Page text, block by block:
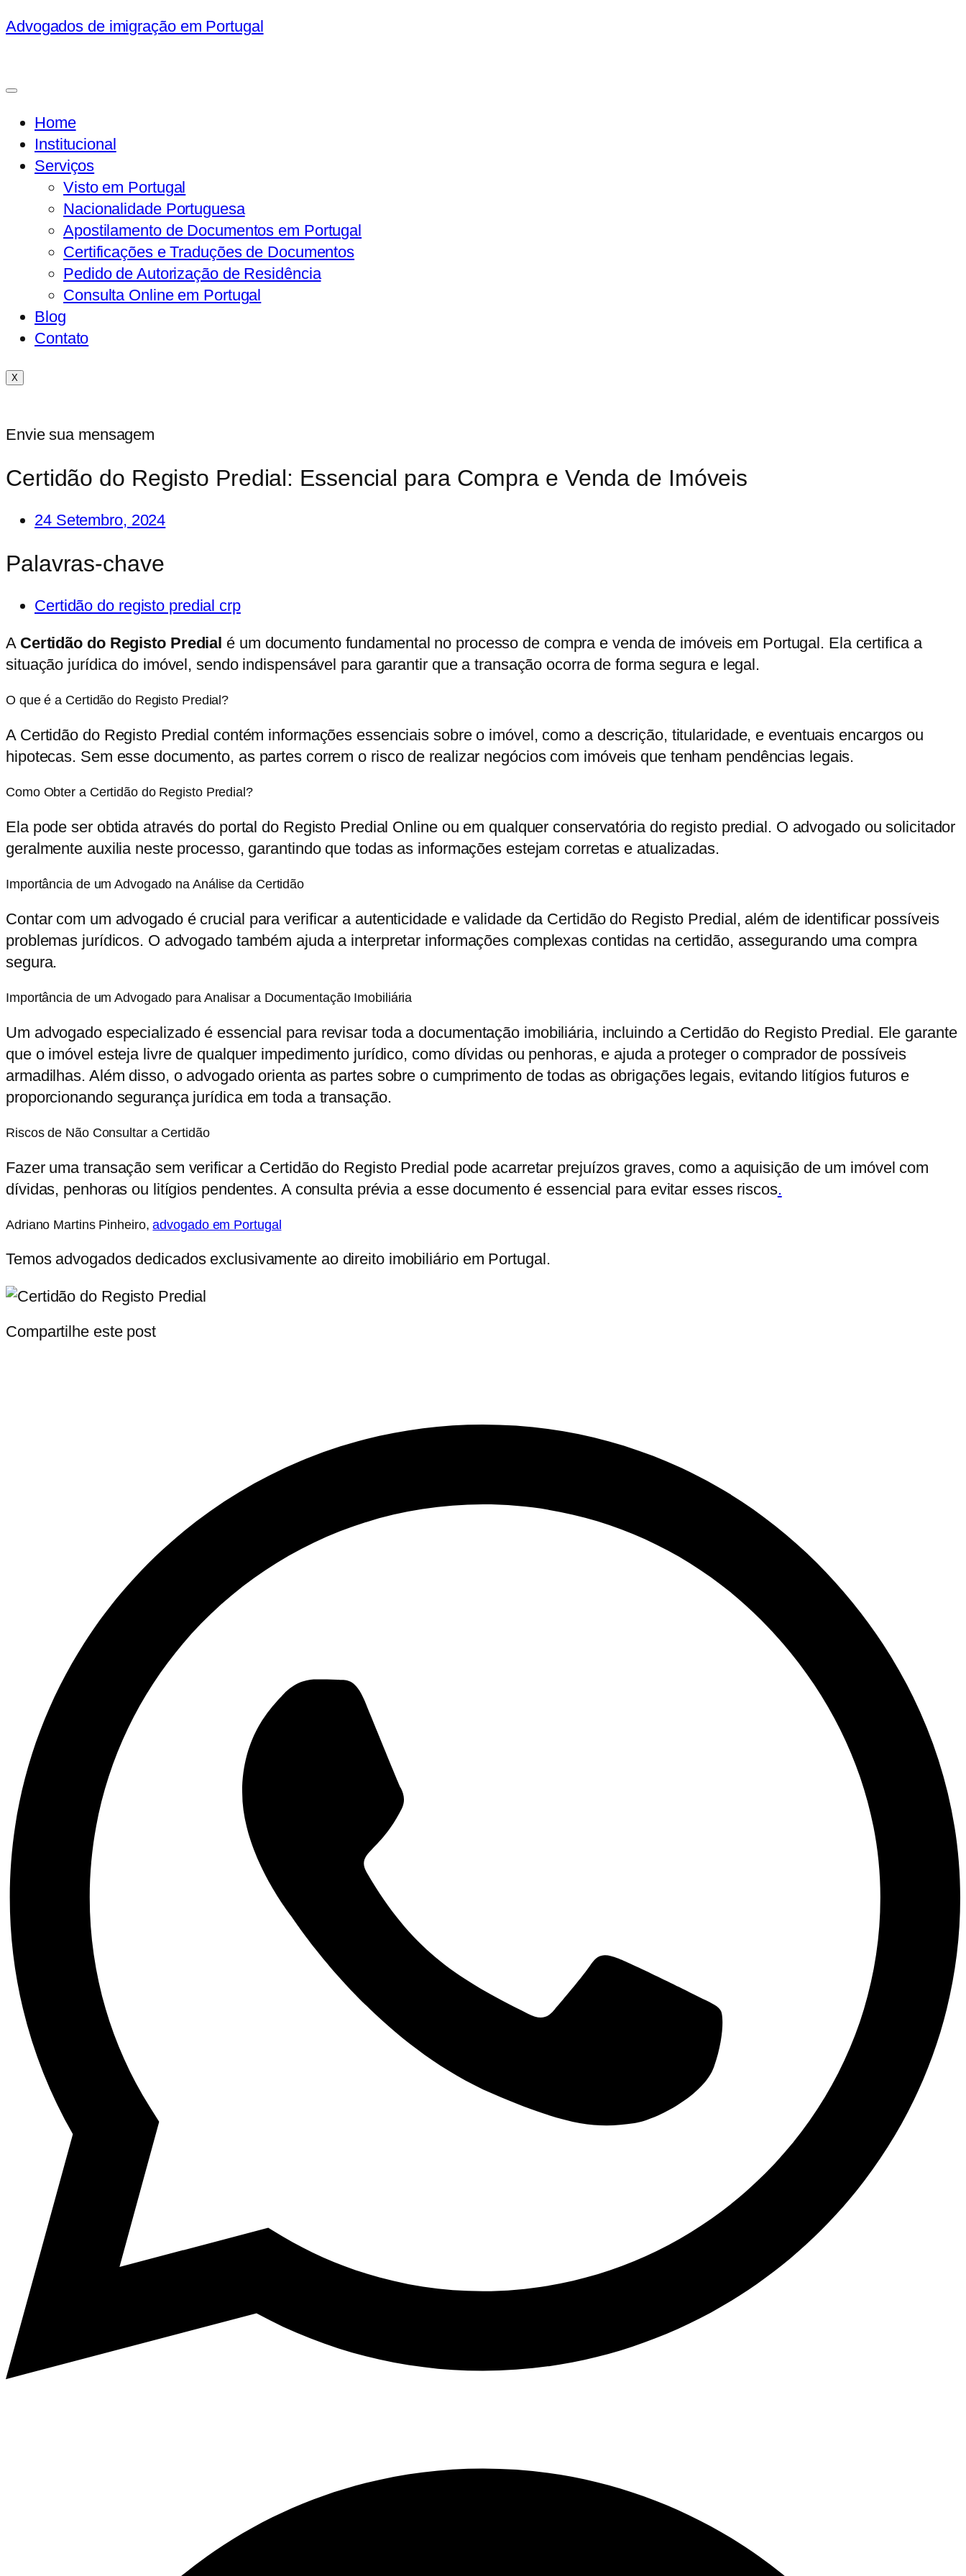
Advogados de imigração em Portugal
Home
Institucional
Serviços
Visto em Portugal
Nacionalidade Portuguesa
Apostilamento de Documentos em Portugal
Certificações e Traduções de Documentos
Pedido de Autorização de Residência
Consulta Online em Portugal
Blog
Contato
X
Envie sua mensagem
Certidão do Registo Predial: Essencial para Compra e Venda de Imóveis
24 Setembro, 2024
Palavras-chave
Certidão do registo predial crp
A Certidão do Registo Predial é um documento fundamental no processo de compra e venda de imóveis em Portugal. Ela certifica a
situação jurídica do imóvel, sendo indispensável para garantir que a transação ocorra de forma segura e legal.
O que é a Certidão do Registo Predial?
A Certidão do Registo Predial contém informações essenciais sobre o imóvel, como a descrição, titularidade, e eventuais encargos ou
hipotecas. Sem esse documento, as partes correm o risco de realizar negócios com imóveis que tenham pendências legais.
Como Obter a Certidão do Registo Predial?
Ela pode ser obtida através do portal do Registo Predial Online ou em qualquer conservatória do registo predial. O advogado ou solicitador
geralmente auxilia neste processo, garantindo que todas as informações estejam corretas e atualizadas.
Importância de um Advogado na Análise da Certidão
Contar com um advogado é crucial para verificar a autenticidade e validade da Certidão do Registo Predial, além de identificar possíveis
problemas jurídicos. O advogado também ajuda a interpretar informações complexas contidas na certidão, assegurando uma compra
segura.
Importância de um Advogado para Analisar a Documentação Imobiliária
Um advogado especializado é essencial para revisar toda a documentação imobiliária, incluindo a Certidão do Registo Predial. Ele garante
que o imóvel esteja livre de qualquer impedimento jurídico, como dívidas ou penhoras, e ajuda a proteger o comprador de possíveis
armadilhas. Além disso, o advogado orienta as partes sobre o cumprimento de todas as obrigações legais, evitando litígios futuros e
proporcionando segurança jurídica em toda a transação.
Riscos de Não Consultar a Certidão
Fazer uma transação sem verificar a Certidão do Registo Predial pode acarretar prejuízos graves, como a aquisição de um imóvel com
dívidas, penhoras ou litígios pendentes. A consulta prévia a esse documento é essencial para evitar esses riscos.
Adriano Martins Pinheiro,advogado em Portugal
Temos advogados dedicados exclusivamente ao direito imobiliário em Portugal.
Compartilhe este post